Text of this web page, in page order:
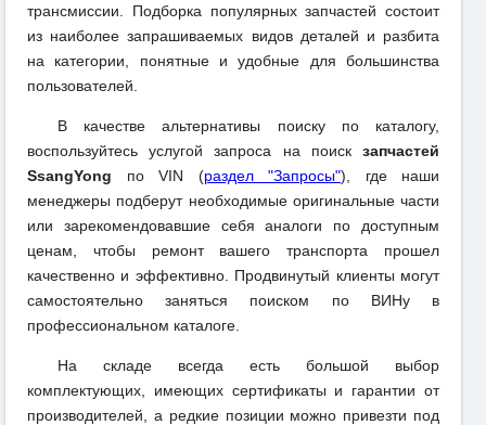
трансмиссии. Подборка популярных запчастей состоит
из наиболее запрашиваемых видов деталей и разбита
на категории, понятные и удобные для большинства
пользователей.
В качестве альтернативы поиску по каталогу,
воспользуйтесь услугой запроса на поиск запчастей
SsangYong по VIN (раздел "Запросы"), где наши
менеджеры подберут необходимые оригинальные части
или зарекомендовавшие себя аналоги по доступным
ценам, чтобы ремонт вашего транспорта прошел
качественно и эффективно. Продвинутый клиенты могут
самостоятельно заняться поиском по ВИНу в
профессиональном каталоге.
На складе всегда есть большой выбор
комплектующих, имеющих сертификаты и гарантии от
производителей, а редкие позиции можно привезти под